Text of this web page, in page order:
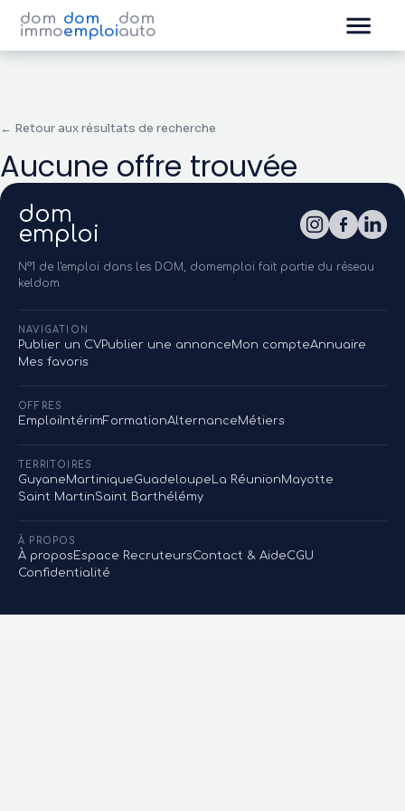
dom
immo
dom
emploi
dom
auto
← Retour aux résultats de recherche
Aucune offre trouvée
dom
emploi
N°1 de l'emploi dans les DOM, domemploi fait partie du réseau
keldom.
NAVIGATION
Publier un CVPublier une annonceMon compteAnnuaire
Mes favoris
OFFRES
EmploiIntérimFormationAlternanceMétiers
TERRITOIRES
GuyaneMartiniqueGuadeloupe La RéunionMayotte
Saint MartinSaint Barthélémy
À PROPOS
À propos Espace RecruteursContact & AideCGU
Confidentialité